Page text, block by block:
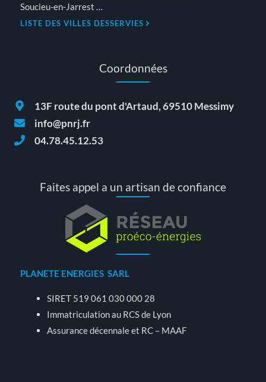
Soucieu-en-Jarrest …
LISTE DES VILLES DESSERVIES
Coordonnées
13F route du pont d'Artaud, 69510 Messimy
info@pnrj.fr
04.78.45.12.53
Faites appel a un artisan de confiance
PLANETE ENERGIES SARL
SIRET 519 061 030 000 28
Immatriculation au RCS de Lyon
Assurance décennale et RC – MAAF